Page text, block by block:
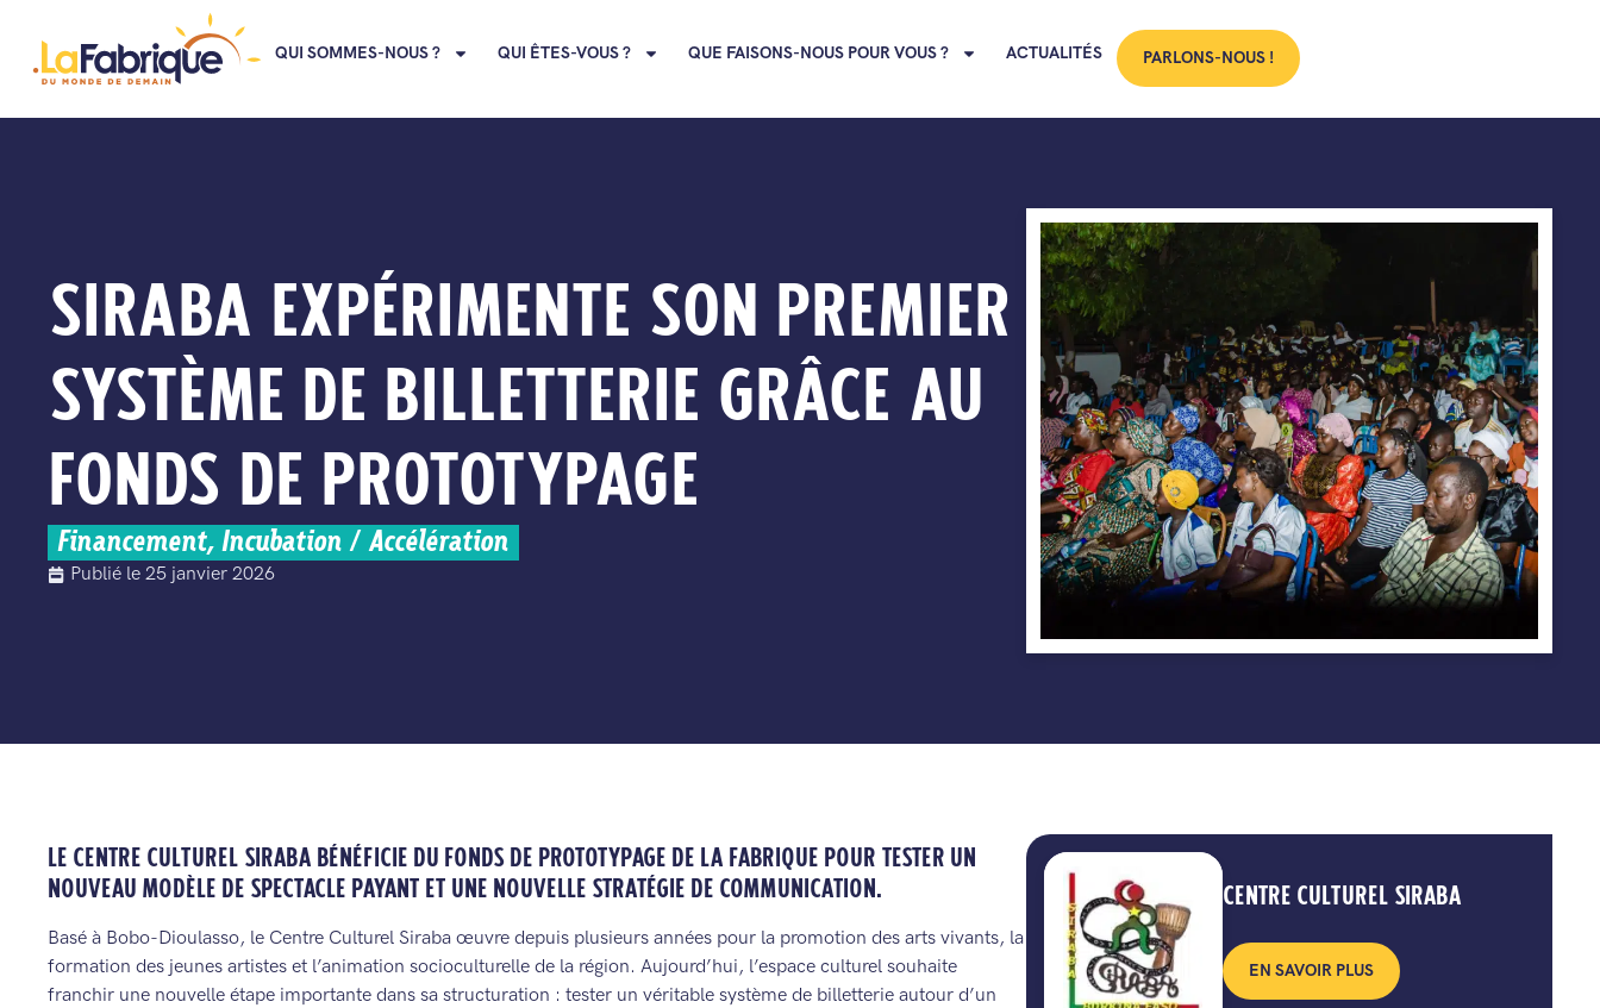
QUI SOMMES-NOUS ? QUI ÊTES-VOUS ? QUE FAISONS-NOUS POUR VOUS ? ACTUALITÉS PARLONS-NOUS !
SIRABA EXPÉRIMENTE SON PREMIER
SYSTÈME DE BILLETTERIE GRÂCE AU
FONDS DE PROTOTYPAGE
Financement,Incubation / Accélération
Publié le25 janvier 2026
LE CENTRE CULTUREL SIRABA BÉNÉFICIE DU FONDS DE PROTOTYPAGE DE LA FABRIQUE POUR TESTER UN
NOUVEAU MODÈLE DE SPECTACLE PAYANT ET UNE NOUVELLE STRATÉGIE DE COMMUNICATION.
Basé à Bobo-Dioulasso, le Centre Culturel Siraba œuvre depuis plusieurs années pour la promotion des arts vivants, la
formation des jeunes artistes et l’animation socioculturelle de la région. Aujourd’hui, l’espace culturel souhaite
franchir une nouvelle étape importante dans sa structuration : tester un véritable système de billetterie autour d’un
CENTRE CULTUREL SIRABA
EN SAVOIR PLUS